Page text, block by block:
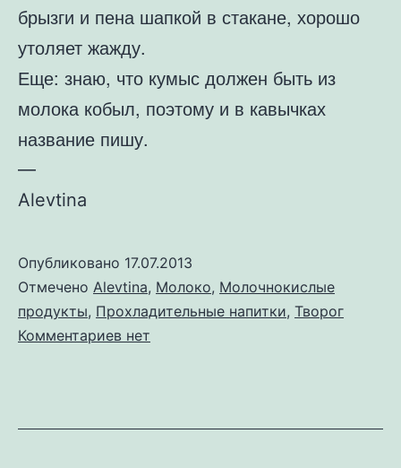
брызги и пена шапкой в стакане, хорошо
утоляет жажду.
Еще: знаю, что кумыс должен быть из
молока кобыл, поэтому и в кавычках
название пишу.
—
Alevtina
Опубликовано 17.07.2013
Отмечено Alevtina, Молоко, Молочнокислые
продукты, Прохладительные напитки, Творог
Комментариев к
«Кумыс»
нет